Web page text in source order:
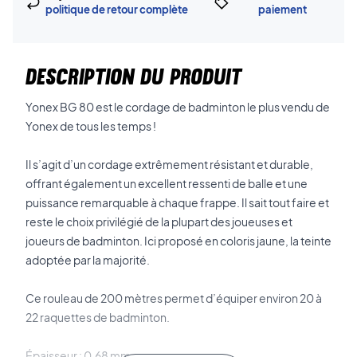
politique de retour complète
paiement
DESCRIPTION DU PRODUIT
Yonex BG 80 est le cordage de badminton le plus vendu de
Yonex de tous les temps !
Il s’agit d’un cordage extrêmement résistant et durable,
offrant également un excellent ressenti de balle et une
puissance remarquable à chaque frappe. Il sait tout faire et
reste le choix privilégié de la plupart des joueuses et
joueurs de badminton. Ici proposé en coloris jaune, la teinte
adoptée par la majorité.
Ce rouleau de 200 mètres permet d’équiper environ 20 à
22 raquettes de badminton.